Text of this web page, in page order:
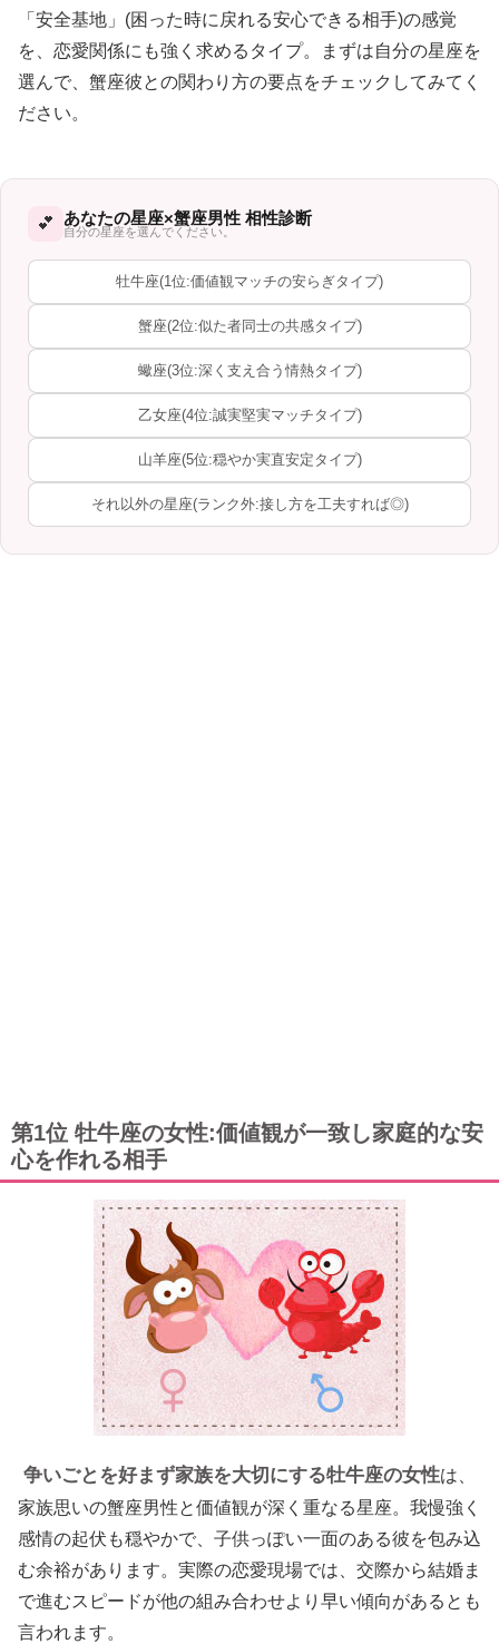
「安全基地」(困った時に戻れる安心できる相手)の感覚
を、恋愛関係にも強く求めるタイプ。まずは自分の星座を
選んで、蟹座彼との関わり方の要点をチェックしてみてく
ださい。
💕 あなたの星座×蟹座男性 相性診断
自分の星座を選んでください。
牡牛座(1位:価値観マッチの安らぎタイプ)
蟹座(2位:似た者同士の共感タイプ)
蠍座(3位:深く支え合う情熱タイプ)
乙女座(4位:誠実堅実マッチタイプ)
山羊座(5位:穏やか実直安定タイプ)
それ以外の星座(ランク外:接し方を工夫すれば◎)
第1位 牡牛座の女性:価値観が一致し家庭的な安
心を作れる相手
争いごとを好まず家族を大切にする牡牛座の女性は、
家族思いの蟹座男性と価値観が深く重なる星座。我慢強く
感情の起伏も穏やかで、子供っぽい一面のある彼を包み込
む余裕があります。実際の恋愛現場では、交際から結婚ま
で進むスピードが他の組み合わせより早い傾向があるとも
言われます。